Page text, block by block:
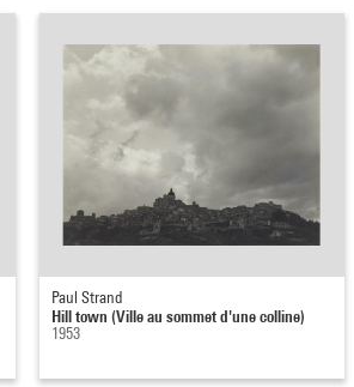
Paul Strand
Hill town (Ville au sommet d'une colline)
1953